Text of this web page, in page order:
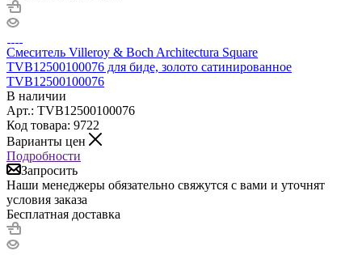
Смеситель Villeroy & Boch Architectura Square
TVB12500100076 для биде, золото сатинированное
TVB12500100076
В наличии
Арт.: TVB12500100076
Код товара: 9722
Варианты цен
Подробности
Запросить
Наши менеджеры обязательно свяжутся с вами и уточнят
условия заказа
Бесплатная доставка